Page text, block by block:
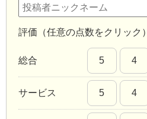
評価（任意の点数をクリック）
総合 5 4
サービス 5 4